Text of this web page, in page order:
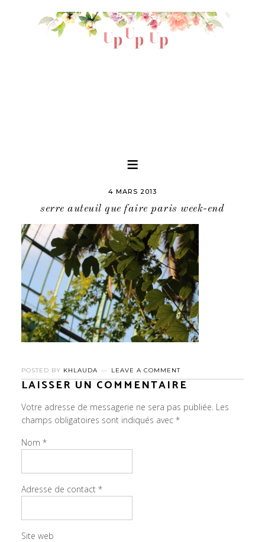
4 MARS 2013
serre auteuil que faire paris week-end
POSTED BY KHLAUDA LEAVE A COMMENT
LAISSER UN COMMENTAIRE
Votre adresse de messagerie ne sera pas publiée.Les
champs obligatoires sont indiqués avec *
Nom *
Adresse de contact *
Site web